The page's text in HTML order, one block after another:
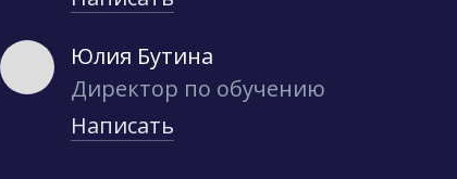
Юлия Бутина
Директор по обучению
Написать